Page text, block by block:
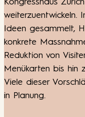
Kongresshaus
weiterzuentwickeln.
Ideen gesammelt,
konkrete
Reduktion von
Menükarten bis hin
Viele dieser
in Planung.